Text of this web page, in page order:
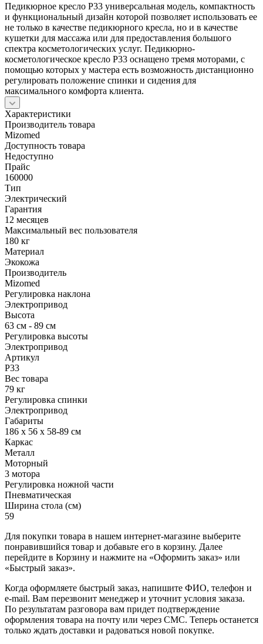
Педикюрное кресло Р33 универсальная модель, компактность
и функциональный дизайн которой позволяет использовать ее
не только в качестве педикюрного кресла, но и в качестве
кушетки для массажа или для предоставления большого
спектра косметологических услуг. Педикюрно-
косметологическое кресло Р33 оснащено тремя моторами, с
помощью которых у мастера есть возможность дистанционно
регулировать положение спинки и сидения для
максимального комфорта клиента.
Характеристики
Производитель товара
Mizomed
Доступность товара
Недоступно
Прайс
160000
Тип
Электрический
Гарантия
12 месяцев
Максимальный вес пользователя
180 кг
Материал
Экокожа
Производитель
Mizomed
Регулировка наклона
Электропривод
Высота
63 см - 89 см
Регулировка высоты
Электропривод
Артикул
Р33
Вес товара
79 кг
Регулировка спинки
Электропривод
Габариты
186 x 56 x 58-89 см
Каркас
Металл
Моторный
3 мотора
Регулировка ножной части
Пневматическая
Ширина стола (см)
59
Для покупки товара в нашем интернет-магазине выберите
понравившийся товар и добавьте его в корзину. Далее
перейдите в Корзину и нажмите на «Оформить заказ» или
«Быстрый заказ».
Когда оформляете быстрый заказ, напишите ФИО, телефон и
e-mail. Вам перезвонит менеджер и уточнит условия заказа.
По результатам разговора вам придет подтверждение
оформления товара на почту или через СМС. Теперь останется
только ждать доставки и радоваться новой покупке.